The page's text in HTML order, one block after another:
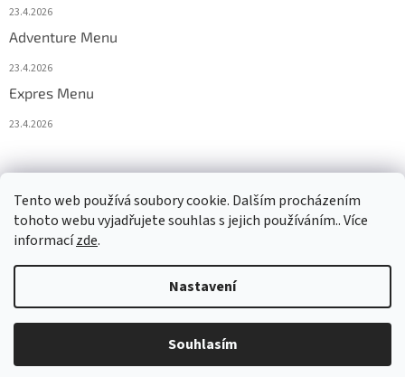
Tento web používá soubory cookie. Dalším procházením
tohoto webu vyjadřujete souhlas s jejich používáním.. Více
informacízde.
Nastavení
Souhlasím
23.4.2026
Adventure Menu
23.4.2026
Expres Menu
23.4.2026
Copyright 2026www.333adventures.com. Všechna práva
vyhrazena.